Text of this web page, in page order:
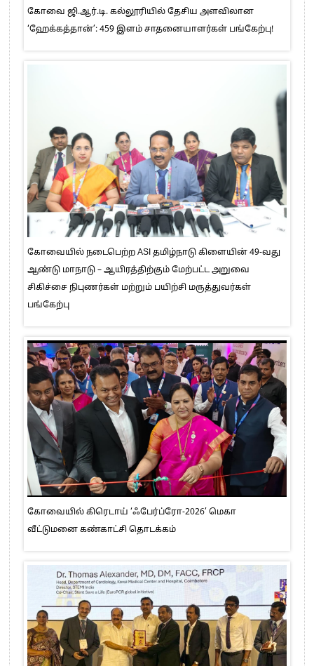
கோவை ஜி.ஆர்.டி. கல்லூரியில் தேசிய அளவிலான
‘ஹேக்கத்தான்’: 459 இளம் சாதனையாளர்கள் பங்கேற்பு!
கோவையில் நடைபெற்ற ASI தமிழ்நாடு கிளையின் 49-வது
ஆண்டு மாநாடு – ஆயிரத்திற்கும் மேற்பட்ட அறுவை
சிகிச்சை நிபுணர்கள் மற்றும் பயிற்சி மருத்துவர்கள்
பங்கேற்பு
கோவையில் கிரெடாய் ‘ஃபேர்ப்ரோ-2026’ மெகா
வீட்டுமனை கண்காட்சி தொடக்கம்